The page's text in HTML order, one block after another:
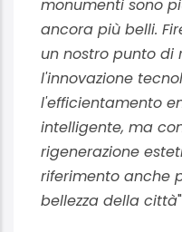
monumenti sono
ancora più belli.
un nostro punto di
l'innovazione
l'efficientamento
intelligente, ma
rigenerazione
riferimento anche
bellezza della città